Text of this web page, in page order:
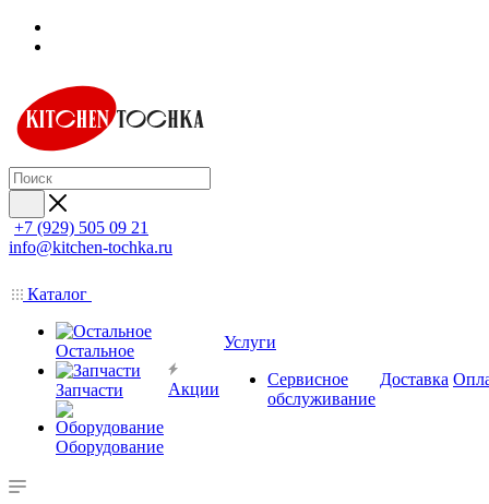
+7 (929) 505 09 21
info@kitchen-tochka.ru
Каталог
Остальное
Запчасти
Оборудование
Акции
Услуги
Сервисное
обслуживание
Доставка